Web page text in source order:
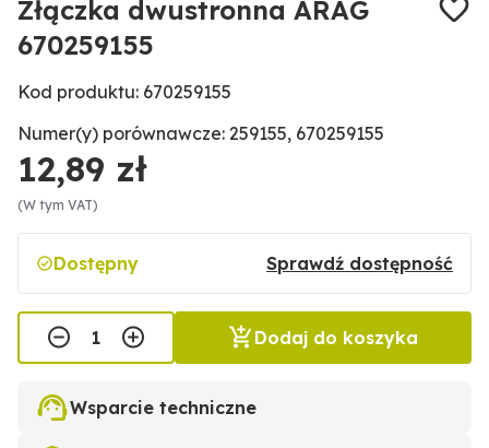
Złączka dwustronna ARAG
670259155
Kod produktu: 670259155
Numer(y) porównawcze: 259155, 670259155
12,89 zł
(W tym VAT)
Dostępny Sprawdź dostępność
Dodaj do koszyka
Wsparcie techniczne